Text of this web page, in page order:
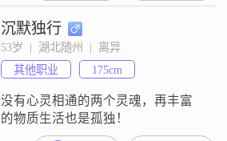
沉默独行
53岁  |  湖北随州  |  离异
其他职业
175cm
没有心灵相通的两个灵魂，再丰富
的物质生活也是孤独！